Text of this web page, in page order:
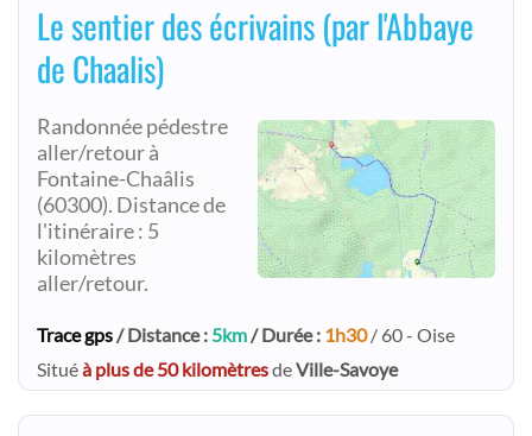
Le sentier des écrivains (par l'Abbaye
de Chaalis)
Randonnée pédestre
aller/retour à
Fontaine-Chaâlis
(60300). Distance de
l'itinéraire : 5
kilomètres
aller/retour.
Trace gps/ Distance : 5km/ Durée : 1h30/ 60 - Oise
Situéà plus de 50 kilomètresdeVille-Savoye